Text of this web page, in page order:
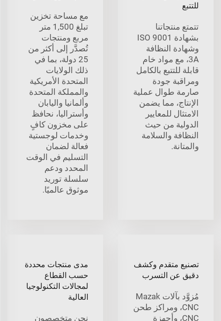
للتتبع
تتمتع منتجاتنا
بشهادة ISO 9001
وشهادة النظافة
3A، مع مواد خام
قابلة للتتبع بالكامل
ومراقبة جودة
صارمة طوال عملية
الإنتاج، مما يضمن
الامتثال للمعايير
الدولية من حيث
النظافة والسلامة
والمتانة.
مع مساحة تخزين
تبلغ 1,500 متر
مربع ومنتجات
تُصدَّر إلى أكثر من
25 دولة، بما في
ذلك الولايات
المتحدة الأمريكية
والمملكة المتحدة
وألمانيا واليابان
وأستراليا، نحافظ
على مخزون كافٍ
وخدمات لوجستية
فعالة لضمان
التسليم في الوقت
المحدد ودعم
سلسلة توريد
موثوق عالميًا.
تصنيع متقدم وكشف
دقيق عن التسرب
مُزوَّد بآلات Mazak
CNC، ومراكز طحن
CNC، وأجهزة
مدى منتجات محددة
حسب القطاع
لمجالات التكنولوجيا
العالية
نحن متخصصون